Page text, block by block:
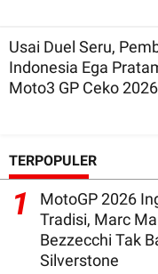
Usai Duel Seru,
Indonesia Ega
Moto3 GP Ceko 2026
TERPOPULER
1
MotoGP 2026
Tradisi, Marc
Bezzecchi Tak
Silverstone